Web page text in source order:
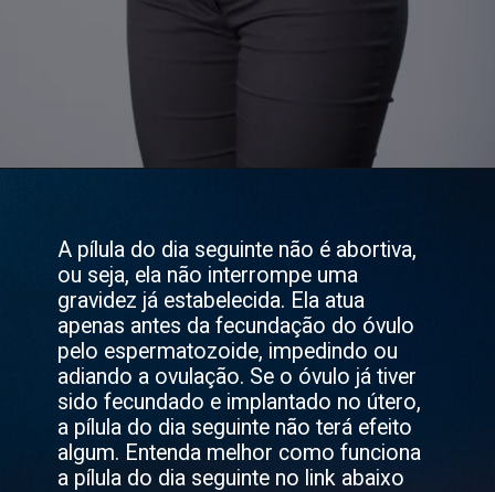
A pílula do dia seguinte não é abortiva,
ou seja, ela não interrompe uma
gravidez já estabelecida. Ela atua
apenas antes da fecundação do óvulo
pelo espermatozoide, impedindo ou
adiando a ovulação. Se o óvulo já tiver
sido fecundado e implantado no útero,
a pílula do dia seguinte não terá efeito
algum. Entenda melhor como funciona
a pílula do dia seguinte no link abaixo